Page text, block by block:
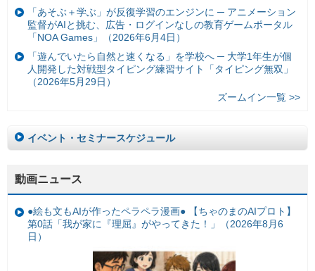
「あそぶ＋学ぶ」が反復学習のエンジンに ─ アニメーション
監督がAIと挑む、広告・ログインなしの教育ゲームポータル
「NOA Games」（2026年6月4日）
「遊んでいたら自然と速くなる」を学校へ ─ 大学1年生が個
人開発した対戦型タイピング練習サイト「タイピング無双」
（2026年5月29日）
ズームイン一覧 >>
イベント・セミナースケジュール
動画ニュース
●絵も文もAIが作ったペラペラ漫画● 【ちゃのまのAIプロト】
第0話「我が家に『理屈』がやってきた！」（2026年8月6
日）